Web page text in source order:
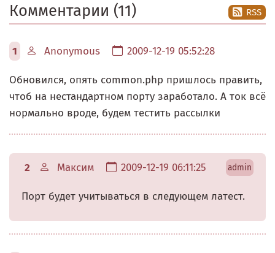
Комментарии (11) RSS
1 Anonymous 2009-12-19 05:52:28
Обновился, опять common.php пришлось править,
чтоб на нестандартном порту заработало. А ток всё
нормально вроде, будем тестить рассылки
2 Максим 2009-12-19 06:11:25 admin
Порт будет учитываться в следующем латест.